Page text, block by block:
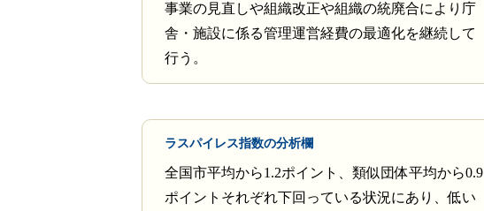
事業の見直しや組織改正や組織の統廃合により庁
舎・施設に係る管理運営経費の最適化を継続して
行う。
ラスパイレス指数の分析欄
全国市平均から1.2ポイント、類似団体平均から0.9
ポイントそれぞれ下回っている状況にあり、低い